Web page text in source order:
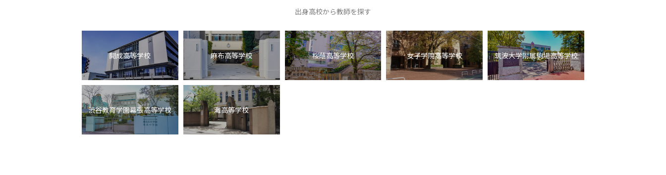
出身高校から教師を探す
開成高等学校 麻布高等学校 桜蔭高等学校 女子学院高等学校 筑波大学附属駒場高等学校
渋谷教育学園幕張高等学校 灘高等学校